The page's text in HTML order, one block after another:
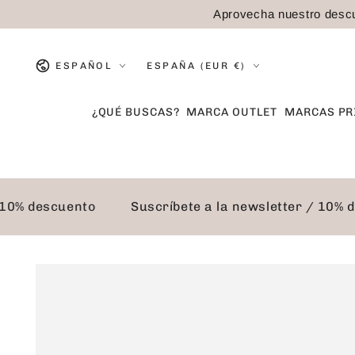
Aprovecha nuestro
IdiomaESPAÑOL País/región
ESPAÑA (EUR €)
¿QUÉ BUSCAS? MARCA OUTLET MARCAS
10% descuento Suscríbete a la newsletter /